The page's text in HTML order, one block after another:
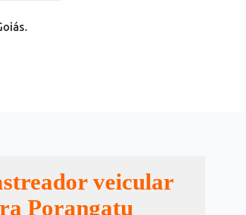
veicular
Porangatu